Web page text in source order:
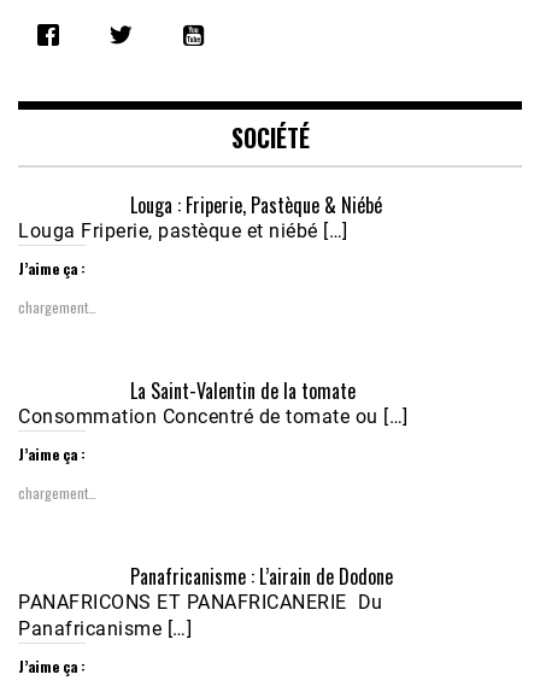
RSS FEED
EMBED
Nobana (Podologue)
Feb 24, 2021 • 28mn
SOCIÉTÉ
Louga : Friperie, Pastèque & Niébé
Louga Friperie, pastèque et niébé […]
J’aime ça :
chargement…
La Saint-Valentin de la tomate
Consommation Concentré de tomate ou […]
J’aime ça :
chargement…
Panafricanisme : L’airain de Dodone
PANAFRICONS ET PANAFRICANERIE Du
Panafricanisme […]
J’aime ça :